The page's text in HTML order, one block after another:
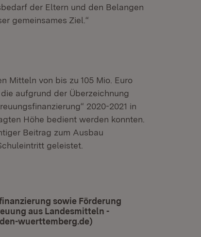
der Eltern und den Belangen
gemeinsames Ziel.“
Mitteln von bis zu 105 Mio. Euro
aufgrund der Überzeichnung
2020-2021 in
Höhe bedient werden konnten.
Beitrag zum Ausbau
geleistet.
sowie Förderung
aus Landesmitteln -
wuerttemberg.de)